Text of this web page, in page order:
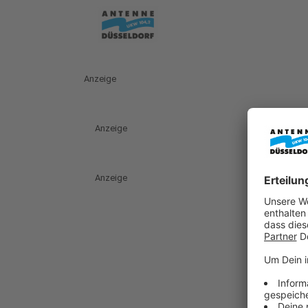
Anzeige
Anzeige
Anzeige